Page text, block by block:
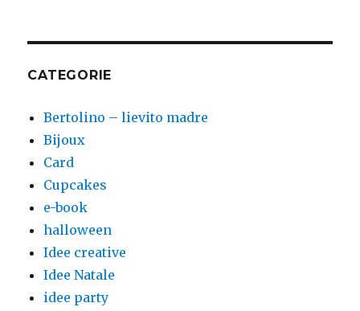
CATEGORIE
Bertolino – lievito madre
Bijoux
Card
Cupcakes
e-book
halloween
Idee creative
Idee Natale
idee party